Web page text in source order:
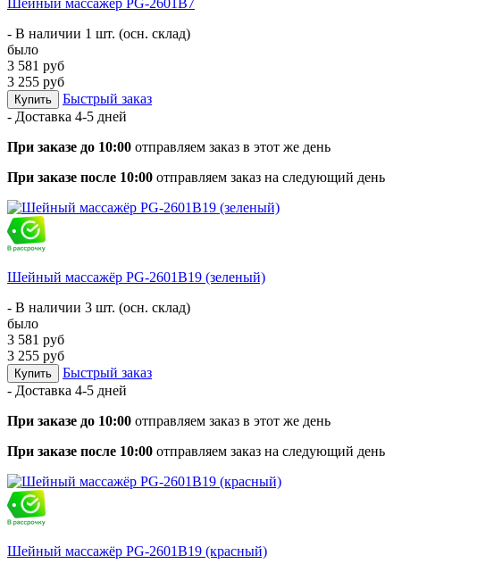
- В наличии 1 шт. (осн. склад)
было
3 581 руб
3 255 руб
Купить
Быстрый заказ
- Доставка 4-5 дней
При заказе до 10:00 отправляем заказ в этот же день
При заказе после 10:00 отправляем заказ на следующий день
Шейный массажёр PG-2601B19 (зеленый)
- В наличии 3 шт. (осн. склад)
было
3 581 руб
3 255 руб
Купить
Быстрый заказ
- Доставка 4-5 дней
При заказе до 10:00 отправляем заказ в этот же день
При заказе после 10:00 отправляем заказ на следующий день
Шейный массажёр PG-2601B19 (красный)